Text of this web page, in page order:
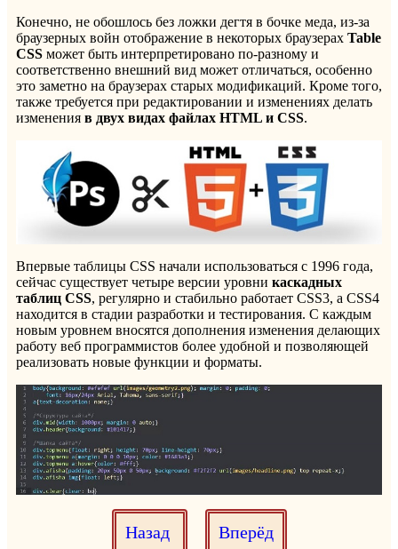
Конечно, не обошлось без ложки дегтя в бочке меда, из-за
браузерных войн отображение в некоторых браузерах Table
CSS может быть интерпретировано по-разному и
соответственно внешний вид может отличаться, особенно
это заметно на браузерах старых модификаций. Кроме того,
также требуется при редактировании и изменениях делать
изменения в двух видах файлах HTML и CSS.
Впервые таблицы CSS начали использоваться с 1996 года,
сейчас существует четыре версии уровни каскадных
таблиц CSS, регулярно и стабильно работает CSS3, а CSS4
находится в стадии разработки и тестирования. С каждым
новым уровнем вносятся дополнения изменения делающих
работу веб программистов более удобной и позволяющей
реализовать новые функции и форматы.
Назад Вперёд